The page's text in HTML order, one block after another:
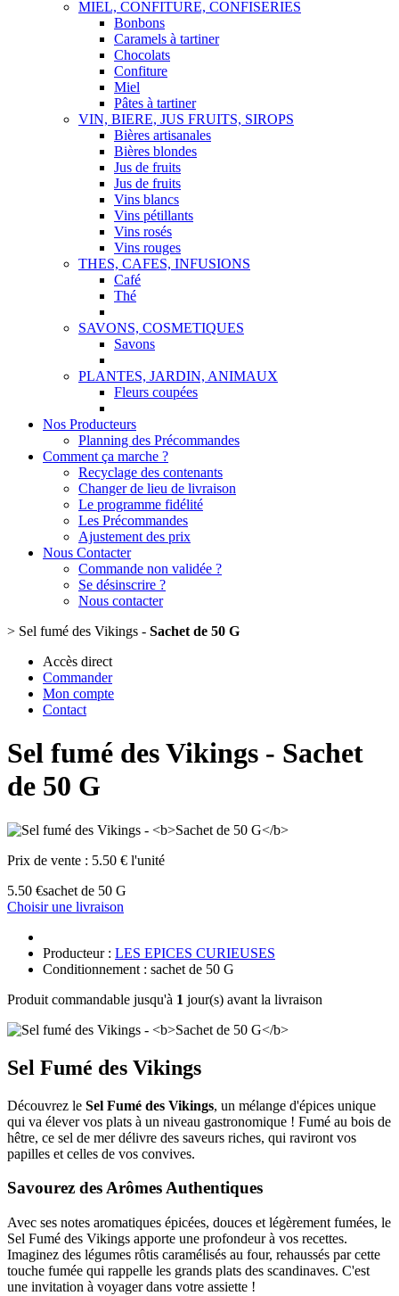
MIEL, CONFITURE, CONFISERIES
Bonbons
Caramels à tartiner
Chocolats
Confiture
Miel
Pâtes à tartiner
VIN, BIERE, JUS FRUITS, SIROPS
Bières artisanales
Bières blondes
Jus de fruits
Jus de fruits
Vins blancs
Vins pétillants
Vins rosés
Vins rouges
THES, CAFES, INFUSIONS
Café
Thé
SAVONS, COSMETIQUES
Savons
PLANTES, JARDIN, ANIMAUX
Fleurs coupées
Nos Producteurs
Planning des Précommandes
Comment ça marche ?
Recyclage des contenants
Changer de lieu de livraison
Le programme fidélité
Les Précommandes
Ajustement des prix
Nous Contacter
Commande non validée ?
Se désinscrire ?
Nous contacter
> Sel fumé des Vikings - Sachet de 50 G
Accès direct
Commander
Mon compte
Contact
Sel fumé des Vikings - Sachet
de 50 G
Prix de vente : 5.50 € l'unité
5.50 €sachet de 50 G
Choisir une livraison
Producteur : LES EPICES CURIEUSES
Conditionnement : sachet de 50 G
Produit commandable jusqu'à 1 jour(s) avant la livraison
Sel Fumé des Vikings
Découvrez le Sel Fumé des Vikings, un mélange d'épices unique
qui va élever vos plats à un niveau gastronomique ! Fumé au bois de
hêtre, ce sel de mer délivre des saveurs riches, qui raviront vos
papilles et celles de vos convives.
Savourez des Arômes Authentiques
Avec ses notes aromatiques épicées, douces et légèrement fumées, le
Sel Fumé des Vikings apporte une profondeur à vos recettes.
Imaginez des légumes rôtis caramélisés au four, rehaussés par cette
touche fumée qui rappelle les grands plats des scandinaves. C'est
une invitation à voyager dans votre assiette !